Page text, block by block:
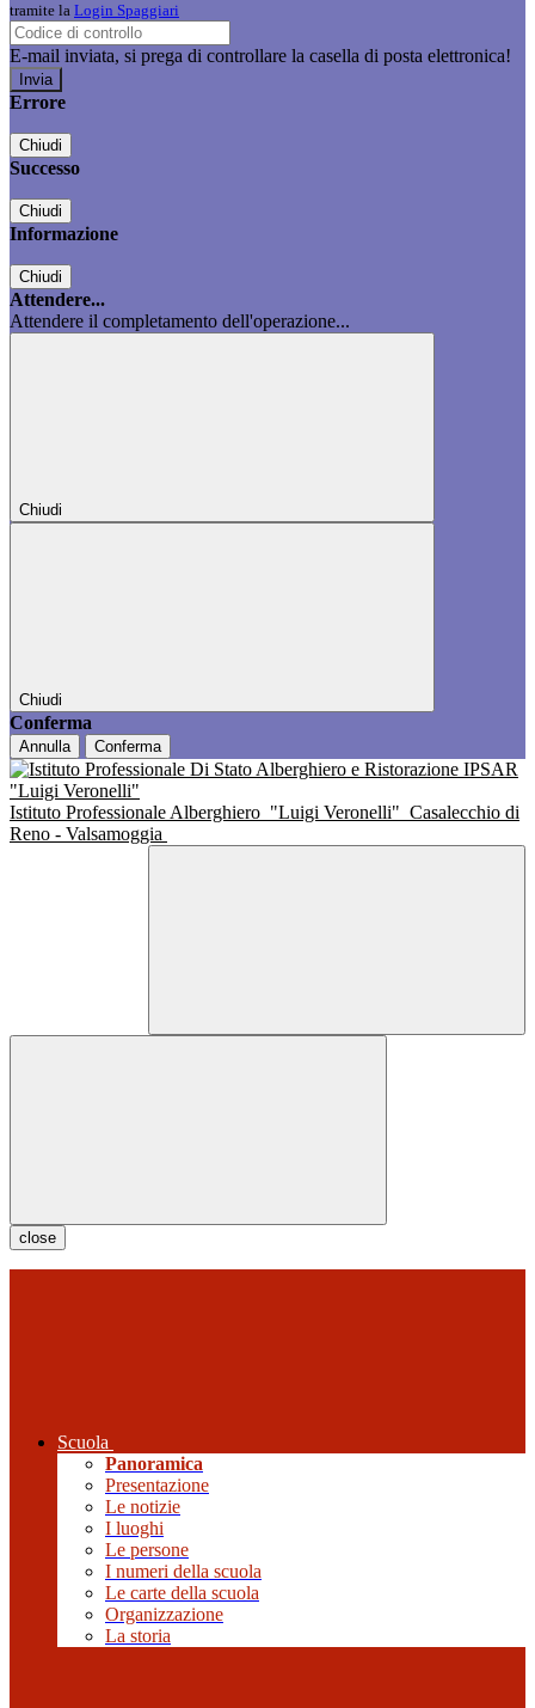
tramite la Login Spaggiari
E-mail inviata, si prega di controllare la casella di posta elettronica!
Errore
Chiudi
Successo
Chiudi
Informazione
Chiudi
Attendere...
Attendere il completamento dell'operazione...
Chiudi
Chiudi
Conferma
Annulla Conferma
Istituto Professionale Alberghiero "Luigi Veronelli" Casalecchio di
Reno - Valsamoggia
close
Scuola
Panoramica
Presentazione
Le notizie
I luoghi
Le persone
I numeri della scuola
Le carte della scuola
Organizzazione
La storia